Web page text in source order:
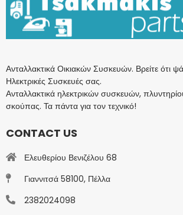
Ανταλλακτικά Οικιακών Συσκευών. Βρείτε ότι
Ηλεκτρικές Συσκευές σας.
Ανταλλακτικά ηλεκτρικών συσκευών,
σκούπας. Τα πάντα για τον τεχνικό!
CONTACT US
Ελευθερίου Βενιζέλου 68
Γιαννιτσά 58100, Πέλλα
2382024098